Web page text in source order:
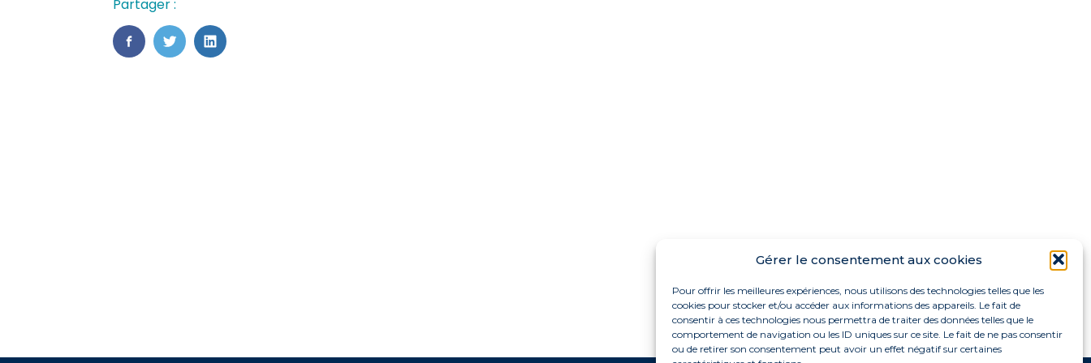
Gérer le consentement aux cookies
Pour offrir les meilleures expériences, nous utilisons des technologies telles que les
cookies pour stocker et/ou accéder aux informations des appareils. Le fait de
consentir à ces technologies nous permettra de traiter des données telles que le
comportement de navigation ou les ID uniques sur ce site. Le fait de ne pas consentir
ou de retirer son consentement peut avoir un effet négatif sur certaines
Partager :
FaceBook
TwitterLinkedIn